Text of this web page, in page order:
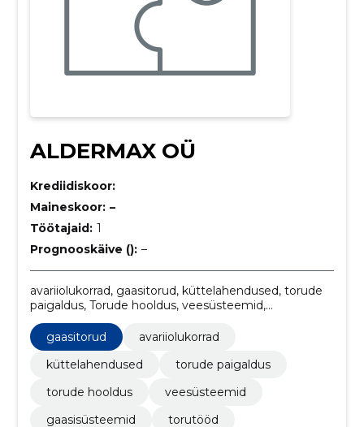
ALDERMAX OÜ
Krediidiskoor:
Maineskoor: –
Töötajaid: 1
Prognooskäive (): –
avariiolukorrad, gaasitorud, küttelahendused, torude
paigaldus, Torude hooldus, veesüsteemid,
gaasisüsteemid, torutööd, veepressuuri
reguleerimine, gaasitorude paigaldamine/vahetus
gaasitorud
avariiolukorrad
küttelahendused
torude paigaldus
torude hooldus
veesüsteemid
gaasisüsteemid
torutööd